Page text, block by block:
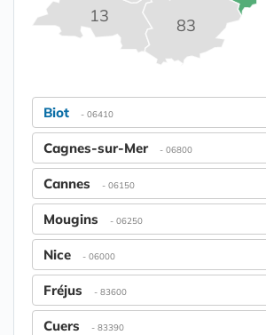
13 83
Biot - 06410
Cagnes-sur-Mer - 06800
Cannes - 06150
Mougins - 06250
Nice - 06000
Fréjus - 83600
Cuers - 83390